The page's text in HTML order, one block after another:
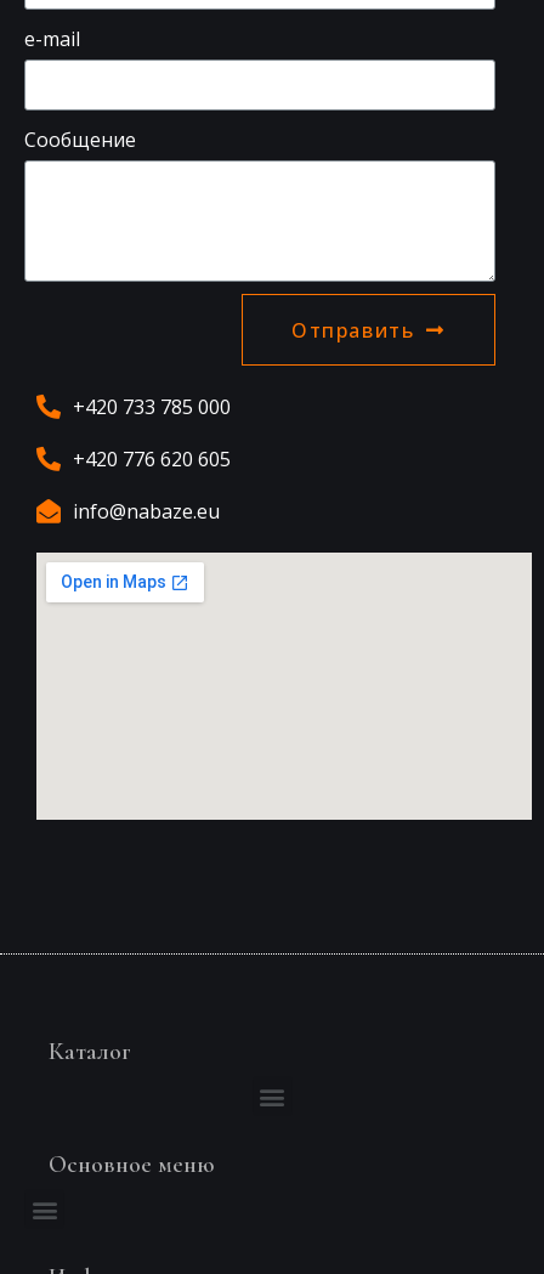
e-mail
Сообщение
Отправить
+420 733 785 000
+420 776 620 605
info@nabaze.eu
Каталог
Основное меню